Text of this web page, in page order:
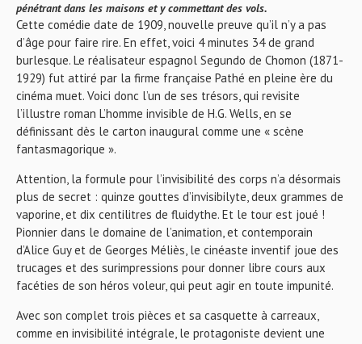
pénétrant dans les maisons et y commettant des vols.
Cette comédie date de 1909, nouvelle preuve qu’il n’y a pas
d’âge pour faire rire. En effet, voici 4 minutes 34 de grand
burlesque. Le réalisateur espagnol Segundo de Chomon (1871-
1929) fut attiré par la firme française Pathé en pleine ère du
cinéma muet. Voici donc l’un de ses trésors, qui revisite
l’illustre roman L’homme invisible de H.G. Wells, en se
définissant dès le carton inaugural comme une « scène
fantasmagorique ».
Attention, la formule pour l’invisibilité des corps n’a désormais
plus de secret : quinze gouttes d’invisibilyte, deux grammes de
vaporine, et dix centilitres de fluidythe. Et le tour est joué !
Pionnier dans le domaine de l’animation, et contemporain
d’Alice Guy et de Georges Méliès, le cinéaste inventif joue des
trucages et des surimpressions pour donner libre cours aux
facéties de son héros voleur, qui peut agir en toute impunité.
Avec son complet trois pièces et sa casquette à carreaux,
comme en invisibilité intégrale, le protagoniste devient une